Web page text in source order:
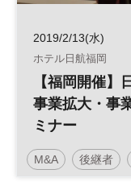
2019/2/13(水)
ホテル日航福岡
【福岡開催】
事業拡大・事
ミナー
～次世代に会
せていくため
M&A 後継者